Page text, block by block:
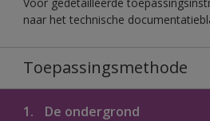
naar het technische
Toepassingsmethode
1. De ondergrond